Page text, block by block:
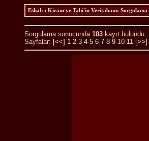
Eshab-ı Kiram ve Tabi'in Veritabanı: Sorgulama
Sorgulama sonucunda 103 kayıt bulundu.
Sayfalar: [<<] 1 2 3 4 5 6 7 8 9 10 11 [>>]